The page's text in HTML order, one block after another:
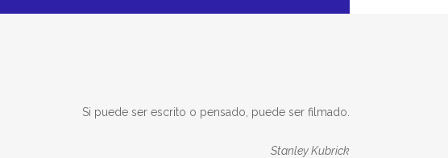
Si puede ser escrito o pensado, puede ser filmado.
Stanley Kubrick